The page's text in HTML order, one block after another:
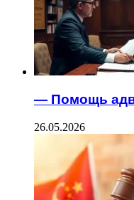
— Помощь
26.05.2026